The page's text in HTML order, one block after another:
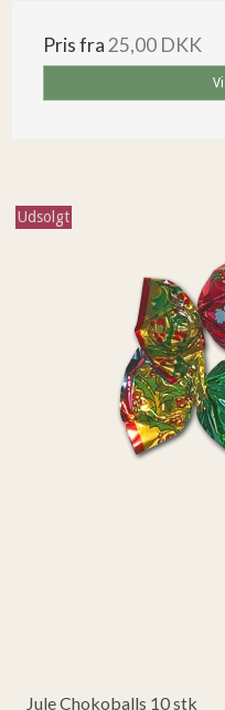
Pris fra 25,00 DKK
Udsolgt
Jule Chokoballs 10 stk